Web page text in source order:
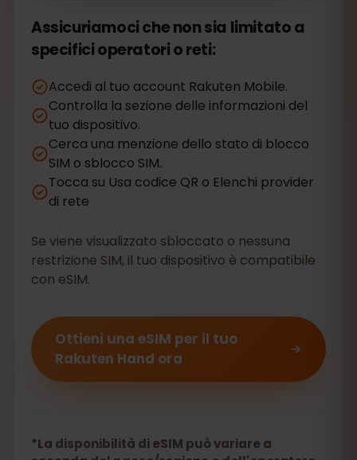
Assicuriamoci che non sia limitato a
specifici operatori o reti:
Accedi al tuo account Rakuten Mobile.
Controlla la sezione delle informazioni del
tuo dispositivo.
Cerca una menzione dello stato di blocco
SIM o sblocco SIM.
Tocca su Usa codice QR o Elenchi provider
di rete
Se viene visualizzato sbloccato o nessuna
restrizione SIM, il tuo dispositivo è compatibile
con eSIM.
Ottieni una eSIM per il tuo
Rakuten Hand ora
*La disponibilità di eSIM può variare a